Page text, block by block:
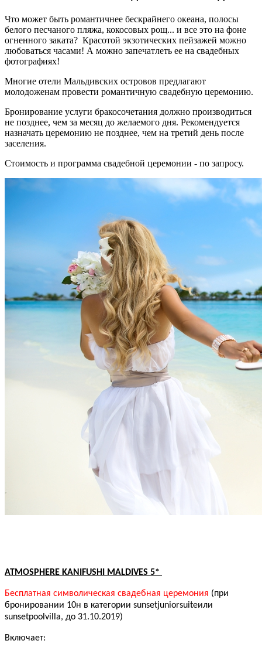
Что может быть романтичнее бескрайнего океана, полосы
белого песчаного пляжа, кокосовых рощ... и все это на фоне
огненного заката? Красотой экзотических пейзажей можно
любоваться часами! А можно запечатлеть ее на свадебных
фотографиях!
Многие отели Мальдивских островов предлагают
молодоженам провести романтичную свадебную церемонию.
Бронирование услуги бракосочетания должно производиться
не позднее, чем за месяц до желаемого дня. Рекомендуется
назначать церемонию не позднее, чем на третий день после
заселения.
Стоимость и программа свадебной церемонии - по запросу.
ATMOSPHERE KANIFUSHI MALDIVES 5*
Бесплатная символическая свадебная церемония (при
бронировании 10н в категории sunsetjuniorsuiteили
sunsetpoolvilla, до 31.10.2019)
Включает: